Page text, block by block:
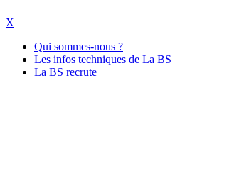
X
Qui sommes-nous ?
Les infos techniques de La BS
La BS recrute